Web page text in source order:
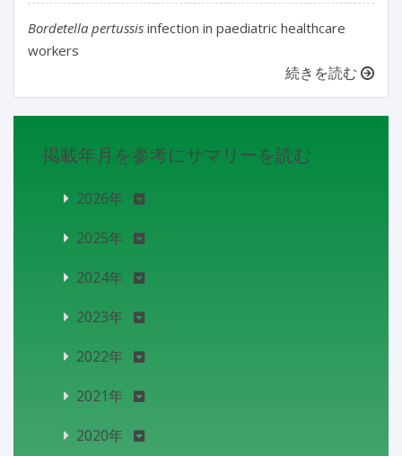
Bordetella pertussis infection in paediatric healthcare
workers
続きを読む
掲載年月を参考にサマリーを読む
2026年
2025年
2024年
2023年
2022年
2021年
2020年